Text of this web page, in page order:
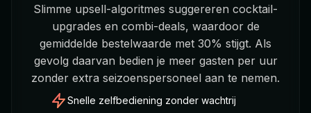
Slimme upsell-algoritmes suggereren cocktail-
upgrades en combi-deals, waardoor de
gemiddelde bestelwaarde met 30% stijgt. Als
gevolg daarvan bedien je meer gasten per uur
zonder extra seizoenspersoneel aan te nemen.
Snelle zelfbediening zonder wachtrij